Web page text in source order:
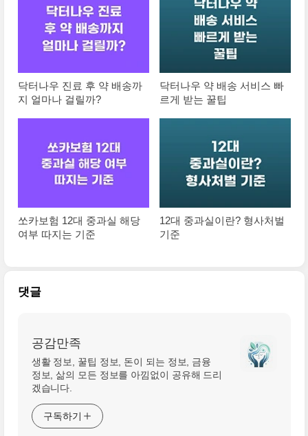
닥터나우 진료 후 약 배송까
지 얼마나 걸릴까?
닥터나우 약 배송 서비스 빠
르게 받는 꿀팁
쏘카보험 12대 중과실 해당
여부 따지는 기준
12대 중과실이란? 형사처벌
기준
댓글
공감만족
생활 정보, 꿀팁 정보, 돈이 되는 정보, 금융
정보, 삶의 모든 정보를 아낌없이 공유해 드리
겠습니다.
구독하기